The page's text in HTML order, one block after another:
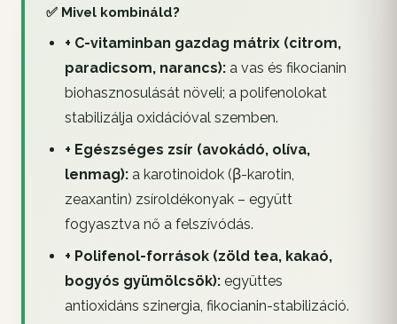
✅ Mivel kombináld?
+ C-vitaminban gazdag mátrix (citrom,
paradicsom, narancs):a vas és fikocianin
biohasznosulását növeli; a polifenolokat
stabilizálja oxidációval szemben.
+ Egészséges zsír (avokádó, olíva,
lenmag):a karotinoidok (β-karotin,
zeaxantin) zsíroldékonyak – együtt
fogyasztva nő a felszívódás.
+ Polifenol-források (zöld tea, kakaó,
bogyós gyümölcsök):együttes
antioxidáns szinergia, fikocianin-stabilizáció.